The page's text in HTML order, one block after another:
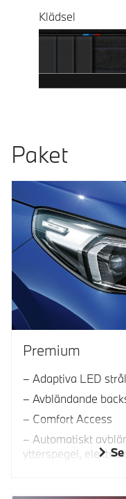
Klädsel
Paket
Premium
Adaptiva LED
Avbländande
Comfort Access
Automatiskt
ytterspegel,